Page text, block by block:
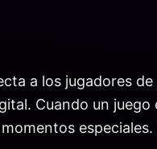
a los jugadores
Cuando un